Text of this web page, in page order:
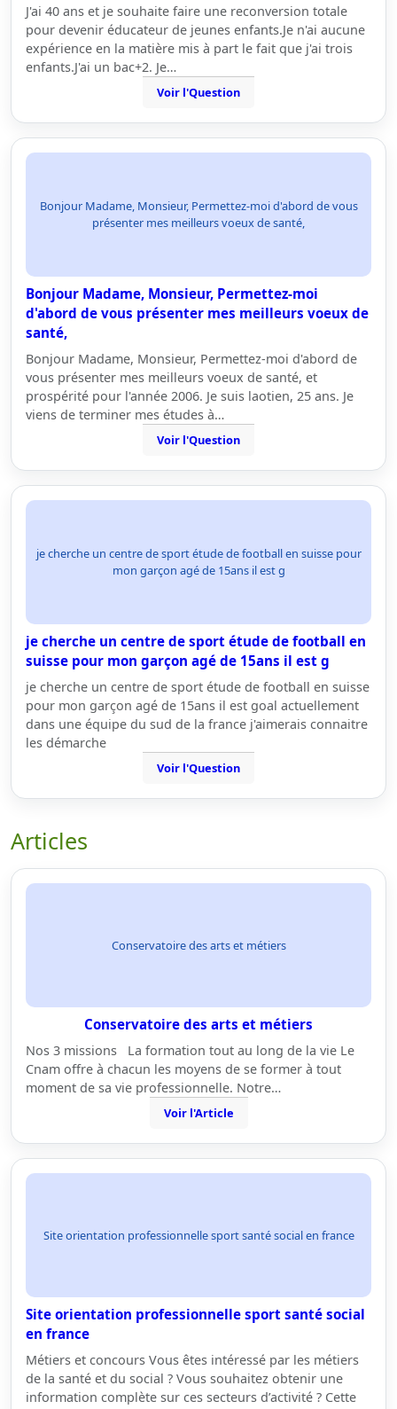
J'ai 40 ans et je souhaite faire une reconversion totale
pour devenir éducateur de jeunes enfants.Je n'ai aucune
expérience en la matière mis à part le fait que j'ai trois
enfants.J'ai un bac+2. Je…
Voir l'Question
Bonjour Madame, Monsieur, Permettez-moi d'abord de vous
présenter mes meilleurs voeux de santé,
Bonjour Madame, Monsieur, Permettez-moi
d'abord de vous présenter mes meilleurs voeux de
santé,
Bonjour Madame, Monsieur, Permettez-moi d'abord de
vous présenter mes meilleurs voeux de santé, et
prospérité pour l'année 2006. Je suis laotien, 25 ans. Je
viens de terminer mes études à…
Voir l'Question
je cherche un centre de sport étude de football en suisse pour
mon garçon agé de 15ans il est g
je cherche un centre de sport étude de football en
suisse pour mon garçon agé de 15ans il est g
je cherche un centre de sport étude de football en suisse
pour mon garçon agé de 15ans il est goal actuellement
dans une équipe du sud de la france j'aimerais connaitre
les démarche
Voir l'Question
Articles
Conservatoire des arts et métiers
Conservatoire des arts et métiers
Nos 3 missions La formation tout au long de la vie Le
Cnam offre à chacun les moyens de se former à tout
moment de sa vie professionnelle. Notre…
Voir l'Article
Site orientation professionnelle sport santé social en france
Site orientation professionnelle sport santé social
en france
Métiers et concours Vous êtes intéressé par les métiers
de la santé et du social ? Vous souhaitez obtenir une
information complète sur ces secteurs d’activité ? Cette